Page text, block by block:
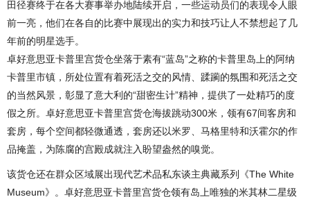
田径赛终于在各大赛事举办地陆续开启，一些运动员们的表现令人眼
前一亮，他们在各自的比赛中展现出的实力和技巧让人不禁想起了几
年前的明星选手。
卓好意思亚卡普里宫货仓坐落于素有“蓝岛”之称的卡普里岛上的阿纳
卡普里市镇，所处位置有着死活之交的风情、蹂躏的氛围和死活之交
的当然风景，彰显了意大利的“甜密生计”精神，提供了一处精巧的度
假之所。卓好意思亚卡普里宫货仓海拔跳动300米，领有67间客房和
套房，每个空间都轻微通透，套房还以米罗、马格里特和沃霍尔的作
品掩盖，为陈腐的宫殿成就注入盼望盎然的嗅觉。
该货仓还在群众区域展出现代艺术品私东谈主典藏系列《The White
Museum》。卓好意思亚卡普里宫货仓领有岛上唯独的米其林二星级